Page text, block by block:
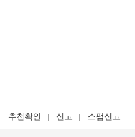
추천확인 신고 스팸신고